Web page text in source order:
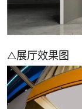
△展厅效果图